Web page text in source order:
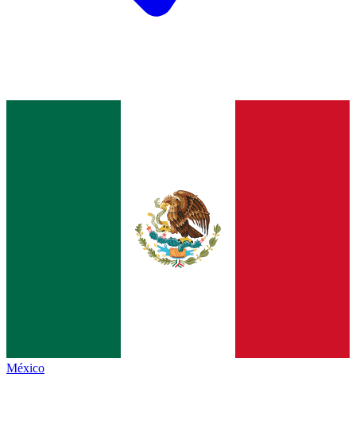
México